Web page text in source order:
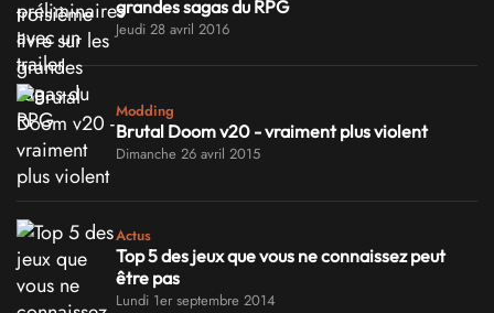
grandes sagas du RPG
Jeudi 28 avril 2016
Modding
Brutal Doom v20 - vraiment plus violent
Dimanche 26 avril 2015
Actus
Top 5 des jeux que vous ne connaissez peut
être pas
Lundi 1er septembre 2014